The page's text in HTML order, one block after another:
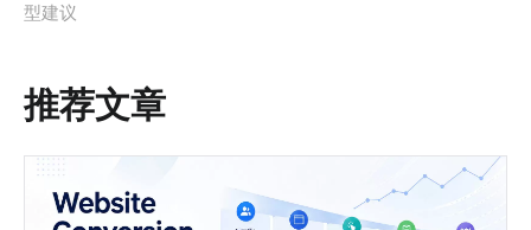
型建议
推荐文章